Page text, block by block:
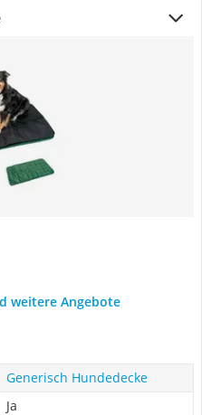
weitere Angebote
Generisch Hundedecke
Ja